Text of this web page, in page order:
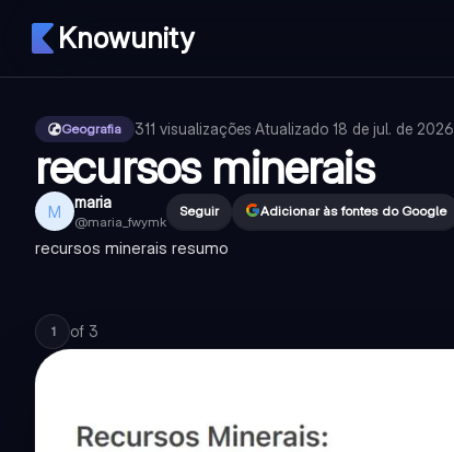
Knowunity
Geografia 311 visualizações·Atualizado 18 de jul. de 2026
recursos minerais
M maria
@maria_fwymk
Seguir Adicionar às fontes do Google
recursos minerais resumo
1 of 3